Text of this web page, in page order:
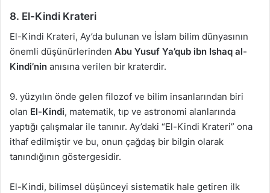
8. El-Kindi Krateri
El-Kindi Krateri, Ay’da bulunan ve İslam bilim dünyasının
önemli düşünürlerinden Abu Yusuf Ya’qub ibn Ishaq al-
Kindi’nin anısına verilen bir kraterdir.
9. yüzyılın önde gelen filozof ve bilim insanlarından biri
olan El-Kindi, matematik, tıp ve astronomi alanlarında
yaptığı çalışmalar ile tanınır. Ay’daki “El-Kindi Krateri” ona
ithaf edilmiştir ve bu, onun çağdaş bir bilgin olarak
tanındığının göstergesidir.
El-Kindi, bilimsel düşünceyi sistematik hale getiren ilk